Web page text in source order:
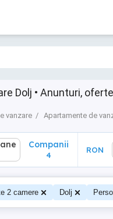
Dolj • Anunturi,
vanzare Apartamente de
Companii
4
RON
2 camere Dolj